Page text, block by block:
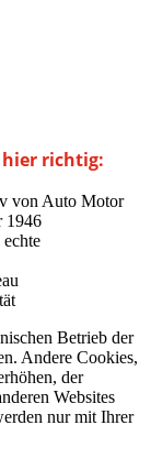
hier richtig:
von Auto Motor
1946
Betrieb der
Andere Cookies,
der
Websites
nur mit Ihrer